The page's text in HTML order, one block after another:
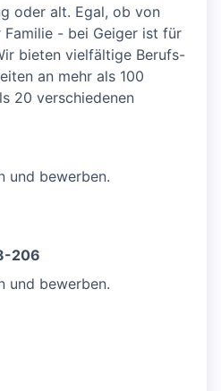
oder alt. Egal, ob von
- bei Geiger ist für
bieten vielfältige Berufs-
an mehr als 100
20 verschiedenen
und bewerben.
206
und bewerben.